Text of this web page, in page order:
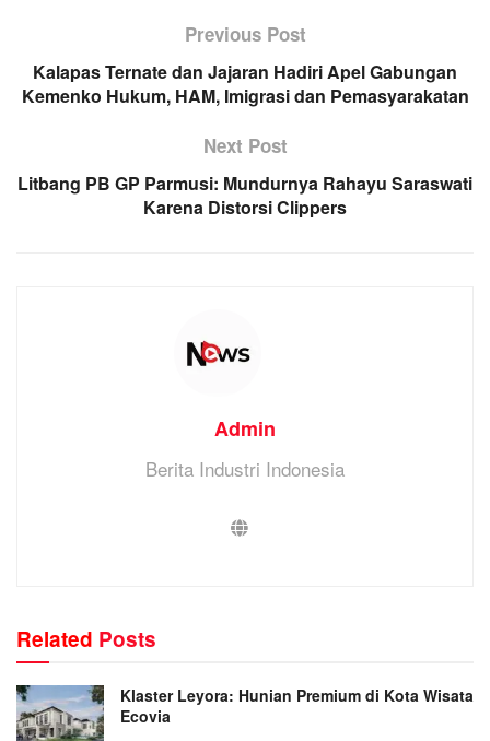
Previous Post
Kalapas Ternate dan Jajaran Hadiri Apel Gabungan
Kemenko Hukum, HAM, Imigrasi dan Pemasyarakatan
Next Post
Litbang PB GP Parmusi: Mundurnya Rahayu Saraswati
Karena Distorsi Clippers
Admin
Berita Industri Indonesia
Related Posts
Klaster Leyora: Hunian Premium di Kota Wisata
Ecovia